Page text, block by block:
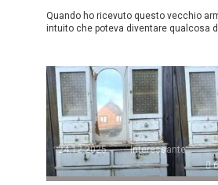
Quando ho ricevuto questo vecchio
intuito che poteva diventare qualcosa
24.12.2025
Interessante